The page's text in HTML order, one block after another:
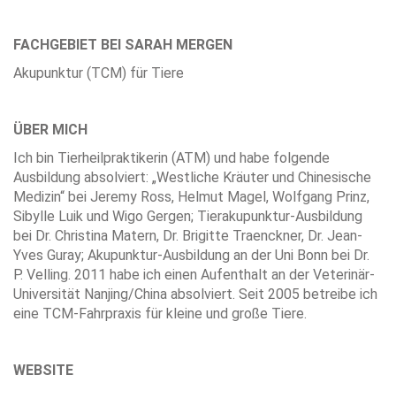
FACHGEBIET BEI SARAH MERGEN
Akupunktur (TCM) für Tiere
ÜBER MICH
Ich bin Tierheilpraktikerin (ATM) und habe folgende
Ausbildung absolviert: „Westliche Kräuter und Chinesische
Medizin“ bei Jeremy Ross, Helmut Magel, Wolfgang Prinz,
Sibylle Luik und Wigo Gergen; Tierakupunktur-Ausbildung
bei Dr. Christina Matern, Dr. Brigitte Traenckner, Dr. Jean-
Yves Guray; Akupunktur-Ausbildung an der Uni Bonn bei Dr.
P. Velling. 2011 habe ich einen Aufenthalt an der Veterinär-
Universität Nanjing/China absolviert. Seit 2005 betreibe ich
eine TCM-Fahrpraxis für kleine und große Tiere.
WEBSITE